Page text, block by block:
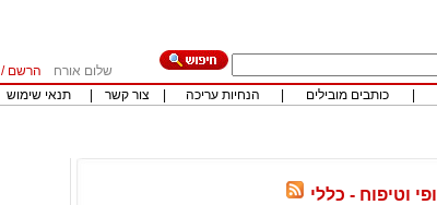
שלום אורח הרשם /
כותבים מובילים הנחיות עריכה צור קשר תנאי שימוש
וטיפוח - כללי